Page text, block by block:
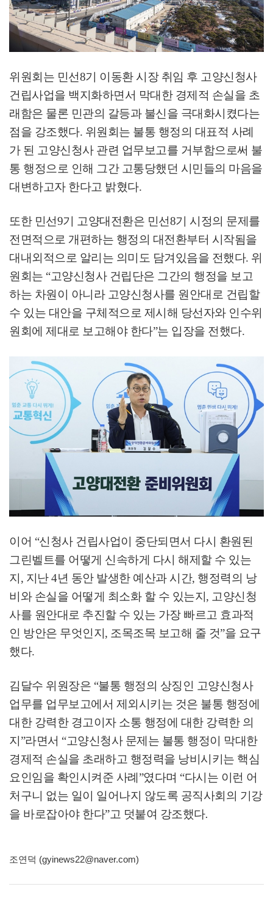
위원회는 민선8기 이동환 시장 취임 후 고양신청사
건립사업을 백지화하면서 막대한 경제적 손실을 초
래함은 물론 민관의 갈등과 불신을 극대화시켰다는
점을 강조했다. 위원회는 불통 행정의 대표적 사례
가 된 고양신청사 관련 업무보고를 거부함으로써 불
통 행정으로 인해 그간 고통당했던 시민들의 마음을
대변하고자 한다고 밝혔다.
또한 민선9기 고양대전환은 민선8기 시정의 문제를
전면적으로 개편하는 행정의 대전환부터 시작됨을
대내외적으로 알리는 의미도 담겨있음을 전했다. 위
원회는 “고양신청사 건립단은 그간의 행정을 보고
하는 차원이 아니라 고양신청사를 원안대로 건립할
수 있는 대안을 구체적으로 제시해 당선자와 인수위
원회에 제대로 보고해야 한다”는 입장을 전했다.
이어 “신청사 건립사업이 중단되면서 다시 환원된
그린벨트를 어떻게 신속하게 다시 해제할 수 있는
지, 지난4년 동안 발생한 예산과 시간, 행정력의 낭
비와 손실을 어떻게 최소화 할 수 있는지, 고양신청
사를 원안대로 추진할 수 있는 가장 빠르고 효과적
인 방안은 무엇인지, 조목조목 보고해 줄 것”을 요구
했다.
김달수 위원장은 “불통 행정의 상징인 고양신청사
업무를 업무보고에서 제외시키는 것은 불통 행정에
대한 강력한 경고이자 소통 행정에 대한 강력한 의
지”라면서 “고양신청사 문제는 불통 행정이 막대한
경제적 손실을 초래하고 행정력을 낭비시키는 핵심
요인임을 확인시켜준 사례”였다며 “다시는 이런 어
처구니 없는 일이 일어나지 않도록 공직사회의 기강
을 바로잡아야 한다”고 덧붙여 강조했다.
조연덕 (gyinews22@naver.com)